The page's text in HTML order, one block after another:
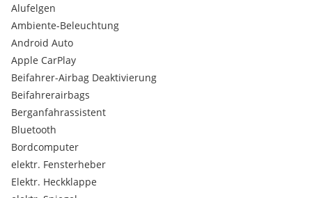
- Klima
- Spur-Paket
- Schiebetür links elektrisch
- Schiebetür rechts elektrisch
- Verglasung hinten abgedunkelt / Schwarzglas-
- Fahrwerks-Dämpfungssystem Agility Control
- Gepäcksicherungsnetz
- Heckscheibe aufstellbar
- Komfort-Klimaautomatik Thermotronik
Service...
- Pickerl neu
Alufelgen
Ambiente-Beleuchtung
Android Auto
Apple CarPlay
Beifahrer-Airbag Deaktivierung
Beifahrerairbags
Berganfahrassistent
Bluetooth
Bordcomputer
elektr. Fensterheber
Elektr. Heckklappe